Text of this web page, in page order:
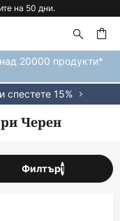
92 €.
20000 продукти*
спестете 15%
Черен
Филтър1